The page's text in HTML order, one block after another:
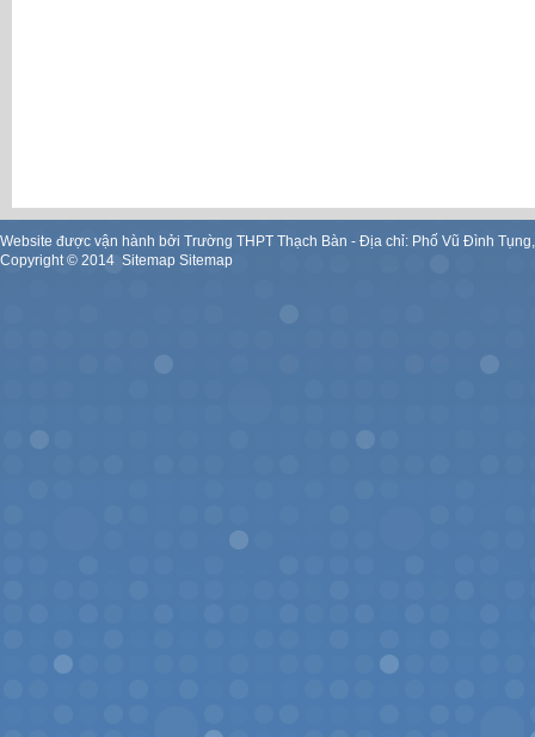
Website được vận hành bởi Trường THPT Thạch Bàn - Địa chỉ: Phố Vũ Đình
Copyright © 2014. Sitemap Sitemap